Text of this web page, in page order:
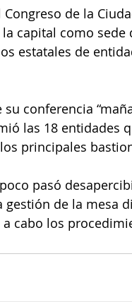
Congreso de la
capital como sede
estatales de
conferencia
las 18 entidades
principales
pasó
gestión de la mesa
cabo los